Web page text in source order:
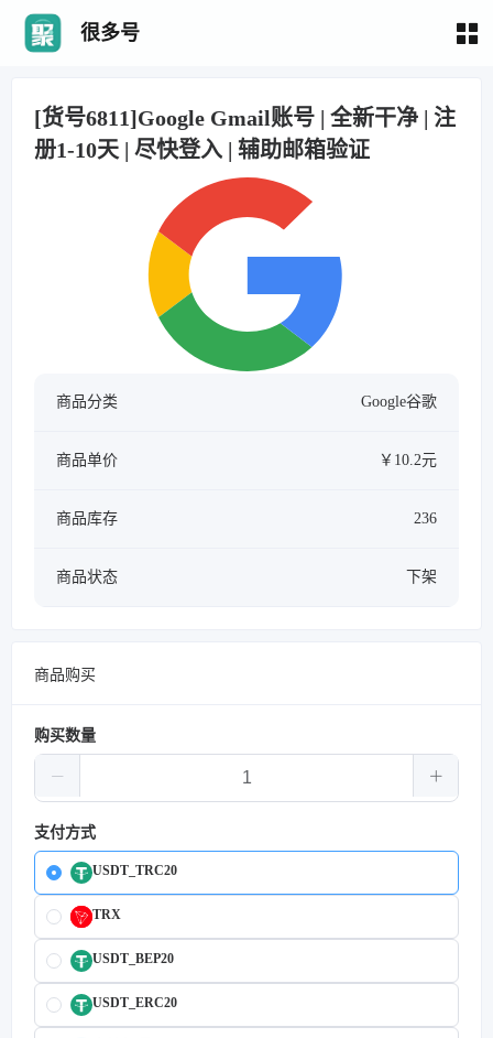
很多号
[货号6811]Google Gmail账号 | 全新干净 | 注
册1-10天 | 尽快登入 | 辅助邮箱验证
商品分类 Google谷歌
商品单价 ￥10.2元
商品库存 236
商品状态 下架
商品购买
购买数量
支付方式
USDT_TRC20
TRX
USDT_BEP20
USDT_ERC20